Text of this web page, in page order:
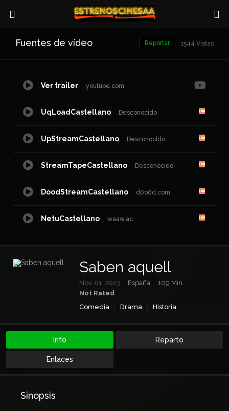
Fuentes de vídeo 1544 Vistas
Reportar
Ver trailer youtube.com
UqLoadCastellano Desconocido
UpStreamCastellano Desconocido
StreamTapeCastellano Desconocido
DoodStreamCastellano d0o0d.com
NetuCastellano waaw.ac
Saben aquell
Nov. 01, 2023 España
109 Min.
Not Rated
Comedia
Drama Historia
Info Reparto
Enlaces
Sinopsis